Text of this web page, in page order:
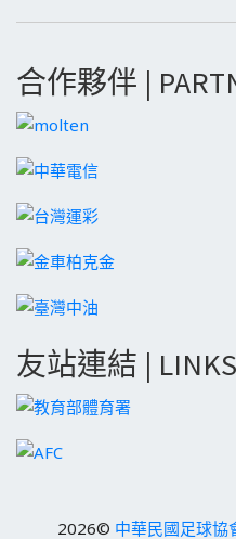
合作夥伴 |
友站連結 | LINKS
2026© 中華民國足球